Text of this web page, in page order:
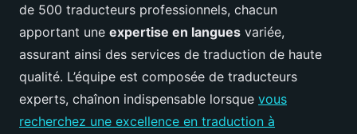
de 500 traducteurs professionnels, chacun
apportant une expertise en langues variée,
assurant ainsi des services de traduction de haute
qualité. L’équipe est composée de traducteurs
experts, chaînon indispensable lorsque vous
recherchez une excellence en traduction à